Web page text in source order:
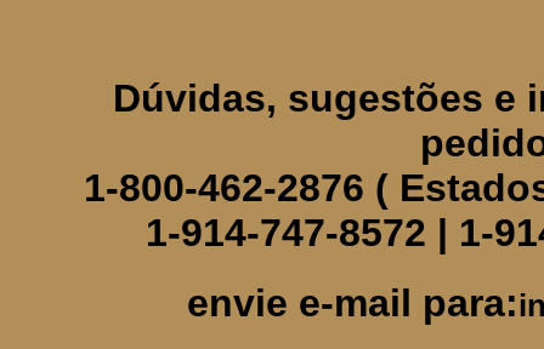
Dúvidas, sugestões e
1-800-462-2876 (
1-914-747-8572 | 1-
envie e-mail para: